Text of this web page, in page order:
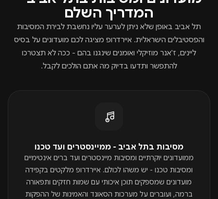
המדריך השלם
תל אביב באופן שלא ניתן לערער עליו נחשבת לבירת המסיבות
והפסטיבלים הישראלית. איירדרופ מציגה לכם מועדונים על בסיס
ליינים, ז'אנר מוזיקלי ואומנים שינגנו בהם - ככה לא תצטרכו
להתפשר ותדעו בדיוק מה אתם הולכים לקבל.
מסיבות בתל אביב - ממיינסטרים ועד טכנו
ממועדונים יוקרתיים ומסיבות מיינסטרים ועד ברים אינטימיים
ומסיבות טכנו - יש משהו לכולם. איירדרופ מלקטים בקפידה
מועדונים שמספקים תוכן איכותי עם שמות חזקים ותפאורה
ברמה, ועוברים על מערכות הסאונד והאמינות של ההפקות